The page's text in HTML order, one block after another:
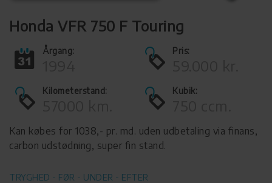
Honda VFR 750 F Touring
Årgang: Pris:
Kilometerstand: Kubik:
Kan købes for 1038,- pr. md. uden udbetaling via finans,
carbon udstødning, super fin stand.
TRYGHED - FØR - UNDER - EFTER